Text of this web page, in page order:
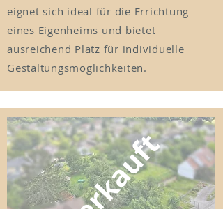
eignet sich ideal für die Errichtung
eines Eigenheims und bietet
ausreichend Platz für individuelle
Gestaltungsmöglichkeiten.
verkauft